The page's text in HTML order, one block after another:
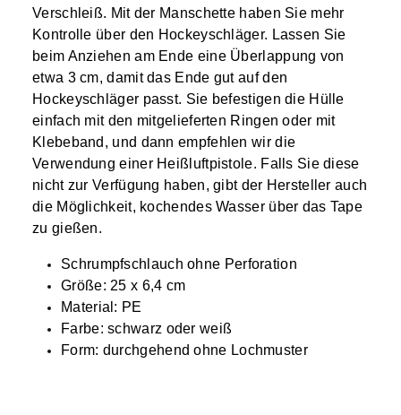
Verschleiß. Mit der Manschette haben Sie mehr
Kontrolle über den Hockeyschläger. Lassen Sie
beim Anziehen am Ende eine Überlappung von
etwa 3 cm, damit das Ende gut auf den
Hockeyschläger passt. Sie befestigen die Hülle
einfach mit den mitgelieferten Ringen oder mit
Klebeband, und dann empfehlen wir die
Verwendung einer Heißluftpistole. Falls Sie diese
nicht zur Verfügung haben, gibt der Hersteller auch
die Möglichkeit, kochendes Wasser über das Tape
zu gießen.
Schrumpfschlauch ohne Perforation
Größe: 25 x 6,4 cm
Material: PE
Farbe: schwarz oder weiß
Form: durchgehend ohne Lochmuster